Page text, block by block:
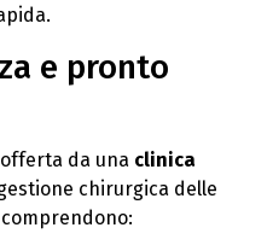
e pronto
da una clinica
chirurgica delle